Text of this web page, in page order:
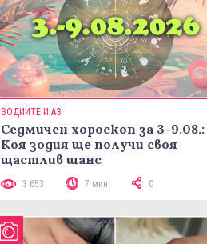
ЗОДИИТЕ И АЗ
Седмичен хороскоп за 3-9.08.:
Коя зодия ще получи своя
щастлив шанс
3 653 7 мин 0